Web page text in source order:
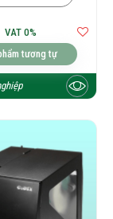
VAT 0%
tương tự